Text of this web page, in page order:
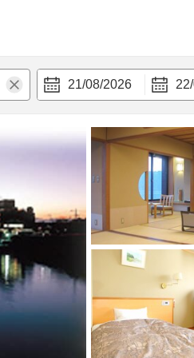
21/08/2026
bật Tiện nghi